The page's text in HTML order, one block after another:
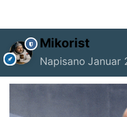
Mikorist
Napisano Januar